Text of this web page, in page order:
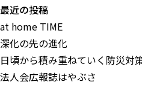
索:
最近の投稿
at home TIME
深化の先の進化
日頃から積み重ねていく防災対
法人会広報誌はやぶさ